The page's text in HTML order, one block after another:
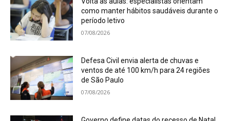
como manter hábitos saudáveis durante o
período letivo
07/08/2026
Defesa Civil envia alerta de chuvas e
ventos de até 100 km/h para 24 regiões
de São Paulo
07/08/2026